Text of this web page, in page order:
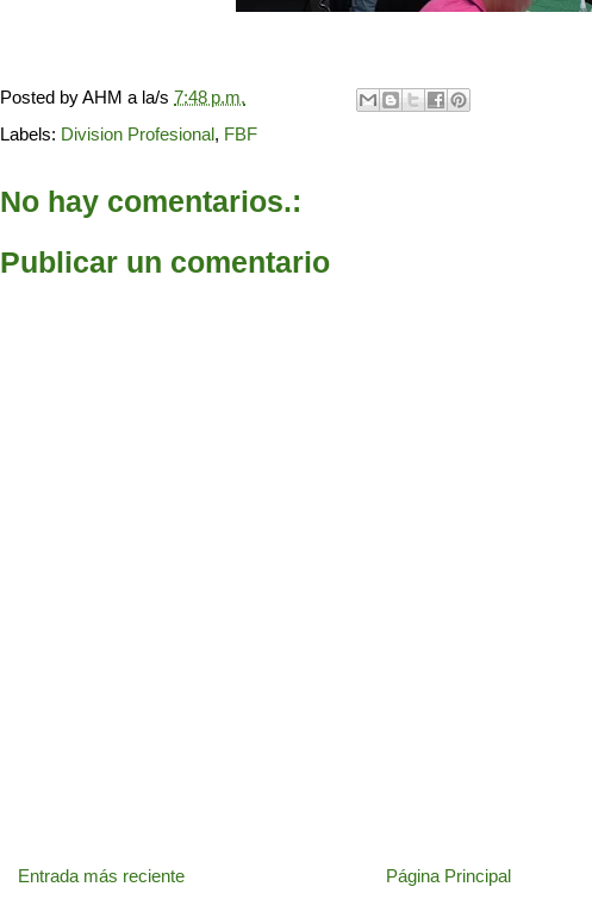
Posted byAHM a la/s 7:48 p.m.
Labels: Division Profesional, FBF
No hay comentarios.:
Publicar un comentario
Entrada más reciente Página Principal